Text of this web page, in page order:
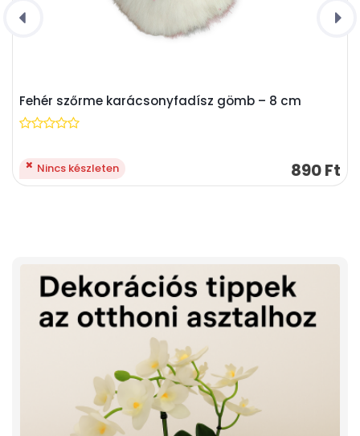
Fehér szőrme karácsonyfadísz gömb – 8 cm
890 Ft
Nincs készleten